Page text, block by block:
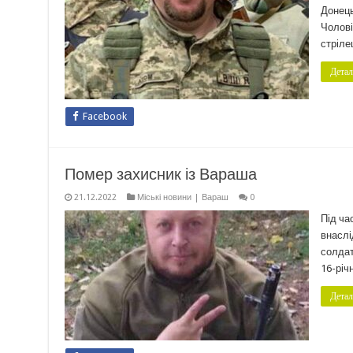
Facebook
Помер захисник із Вараша
21.12.2022 Міські новини | Вараш 0
Під
16-